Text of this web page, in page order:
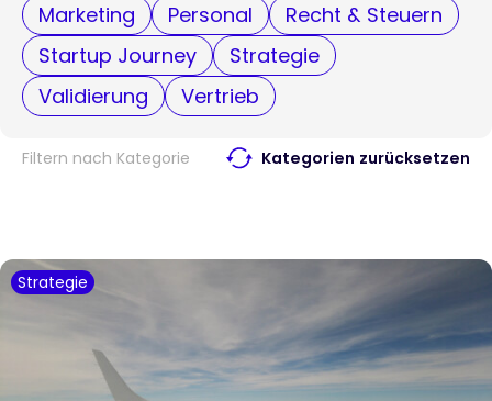
Marketing
Personal
Recht & Steuern
Startup Journey
Strategie
Validierung
Vertrieb
Filtern nach Kategorie Kategorien zurücksetzen
Strategie